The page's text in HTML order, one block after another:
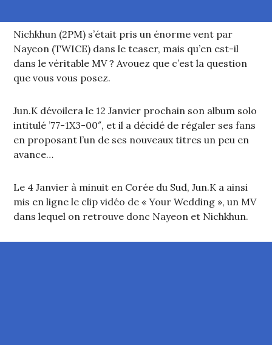
Nichkhun (2PM) s’était pris un énorme vent par
Nayeon (TWICE) dans le teaser, mais qu’en est-il
dans le véritable MV ? Avouez que c’est la question
que vous vous posez.
Jun.K dévoilera le 12 Janvier prochain son album solo
intitulé ’77-1X3-00″, et il a décidé de régaler ses fans
en proposant l’un de ses nouveaux titres un peu en
avance…
Le 4 Janvier à minuit en Corée du Sud, Jun.K a ainsi
mis en ligne le clip vidéo de « Your Wedding », un MV
dans lequel on retrouve donc Nayeon et Nichkhun.